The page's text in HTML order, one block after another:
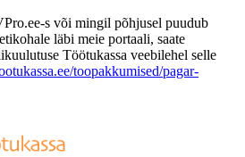
s või mingil põhjusel puudub
läbi meie portaali, saate
Töötukassa veebilehel selle
toopakkumised/pagar-